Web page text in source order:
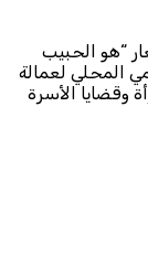
“هو الحبيب
المحلي لعمالة
وقضايا الأسرة